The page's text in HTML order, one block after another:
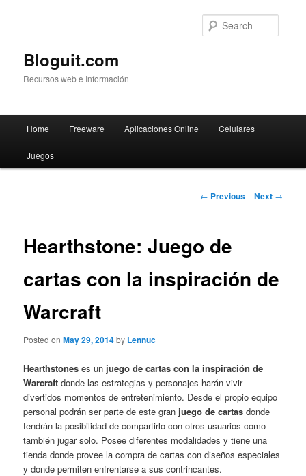
Bloguit.com
Recursos web e Información
Skip
to
Home Freeware Aplicaciones Online Celulares
Juegos
Post
← Previous Next →
Hearthstone: Juego de
cartas con la inspiración de
Warcraft
Posted onMay 29, 2014by Lennuc
Hearthstones es un juego de cartas con la inspiración de
Warcraft donde las estrategias y personajes harán vivir
divertidos momentos de entretenimiento. Desde el propio equipo
personal podrán ser parte de este gran juego de cartas donde
tendrán la posibilidad de compartirlo con otros usuarios como
también jugar solo. Posee diferentes modalidades y tiene una
tienda donde provee la compra de cartas con diseños especiales
y donde permiten enfrentarse a sus contrincantes.